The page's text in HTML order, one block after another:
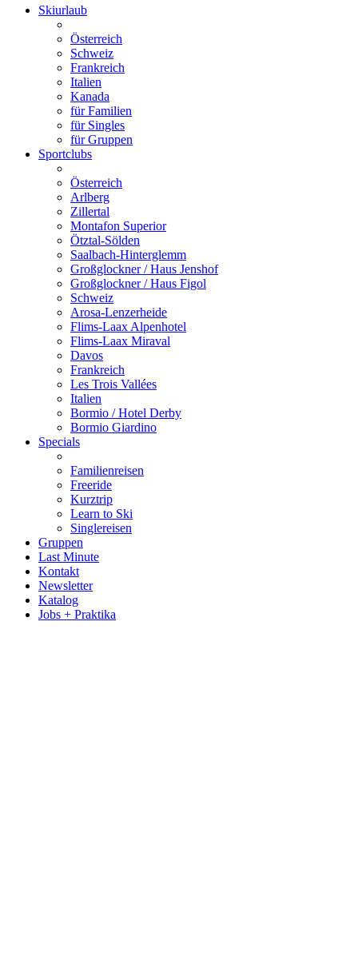
Skiurlaub
Österreich
Schweiz
Frankreich
Italien
Kanada
für Familien
für Singles
für Gruppen
Sportclubs
Österreich
Arlberg
Zillertal
Montafon Superior
Ötztal-Sölden
Saalbach-Hinterglemm
Großglockner / Haus Jenshof
Großglockner / Haus Figol
Schweiz
Arosa-Lenzerheide
Flims-Laax Alpenhotel
Flims-Laax Miraval
Davos
Frankreich
Les Trois Vallées
Italien
Bormio / Hotel Derby
Bormio Giardino
Specials
Familienreisen
Freeride
Kurztrip
Learn to Ski
Singlereisen
Gruppen
Last Minute
Kontakt
Newsletter
Katalog
Jobs + Praktika